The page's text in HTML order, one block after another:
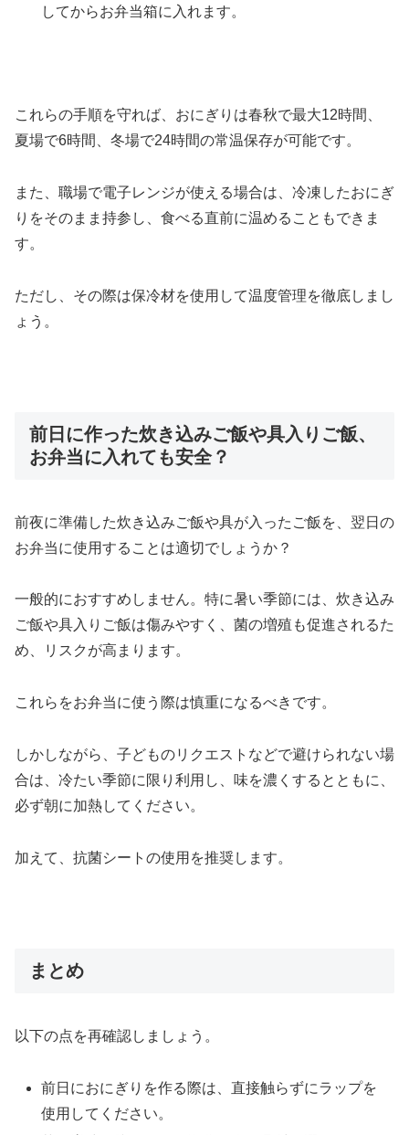
してからお弁当箱に入れます。
これらの手順を守れば、おにぎりは春秋で最大12時間、
夏場で6時間、冬場で24時間の常温保存が可能です。
また、職場で電子レンジが使える場合は、冷凍したおにぎ
りをそのまま持参し、食べる直前に温めることもできま
す。
ただし、その際は保冷材を使用して温度管理を徹底しまし
ょう。
前日に作った炊き込みご飯や具入りご飯、
お弁当に入れても安全？
前夜に準備した炊き込みご飯や具が入ったご飯を、翌日の
お弁当に使用することは適切でしょうか？
一般的におすすめしません。特に暑い季節には、炊き込み
ご飯や具入りご飯は傷みやすく、菌の増殖も促進されるた
め、リスクが高まります。
これらをお弁当に使う際は慎重になるべきです。
しかしながら、子どものリクエストなどで避けられない場
合は、冷たい季節に限り利用し、味を濃くするとともに、
必ず朝に加熱してください。
加えて、抗菌シートの使用を推奨します。
まとめ
以下の点を再確認しましょう。
前日におにぎりを作る際は、直接触らずにラップを
使用してください。